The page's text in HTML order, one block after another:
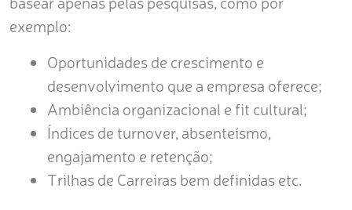
exemplo:
Oportunidades de crescimento e
desenvolvimento que a empresa oferece;
Ambiência organizacional e fit cultural;
Índices de turnover, absenteísmo,
engajamento e retenção;
Trilhas de Carreiras bem definidas etc.